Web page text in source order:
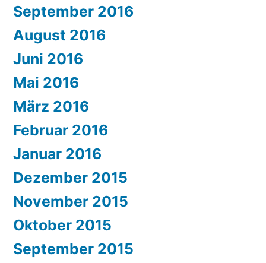
September 2016
August 2016
Juni 2016
Mai 2016
März 2016
Februar 2016
Januar 2016
Dezember 2015
November 2015
Oktober 2015
September 2015